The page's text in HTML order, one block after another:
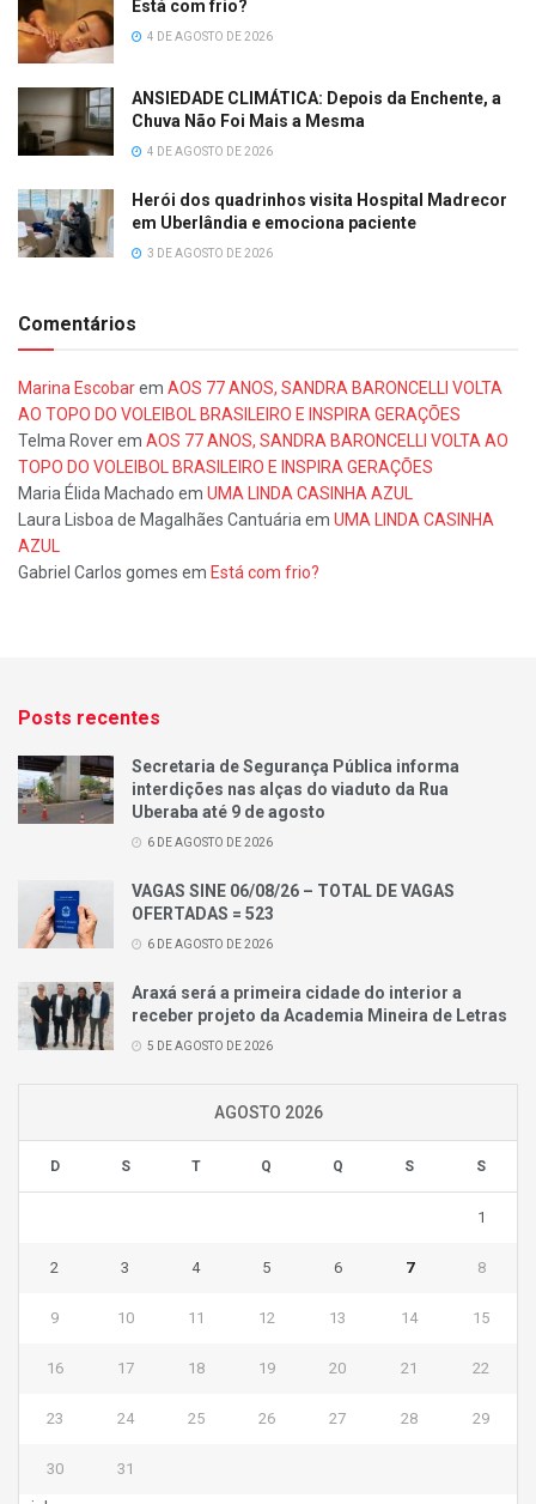
Está com frio?
4 DE AGOSTO DE 2026
ANSIEDADE CLIMÁTICA: Depois da Enchente, a
Chuva Não Foi Mais a Mesma
4 DE AGOSTO DE 2026
Herói dos quadrinhos visita Hospital Madrecor
em Uberlândia e emociona paciente
3 DE AGOSTO DE 2026
Comentários
Marina Escobarem AOS 77 ANOS, SANDRA BARONCELLI VOLTA
AO TOPO DO VOLEIBOL BRASILEIRO E INSPIRA GERAÇÕES
Telma Roverem AOS 77 ANOS, SANDRA BARONCELLI VOLTA AO
TOPO DO VOLEIBOL BRASILEIRO E INSPIRA GERAÇÕES
Maria Élida Machado em UMA LINDA CASINHA AZUL
Laura Lisboa de Magalhães Cantuária em UMA LINDA CASINHA
AZUL
Gabriel Carlos gomes em Está com frio?
Posts recentes
Secretaria de Segurança Pública informa
interdições nas alças do viaduto da Rua
Uberaba até 9 de agosto
6 DE AGOSTO DE 2026
VAGAS SINE 06/08/26 – TOTAL DE VAGAS
OFERTADAS = 523
6 DE AGOSTO DE 2026
Araxá será a primeira cidade do interior a
receber projeto da Academia Mineira de Letras
5 DE AGOSTO DE 2026
AGOSTO 2026
D S T Q Q S S
1
2 3 4 5 6 7 8
9 10 11 12 13 14 15
16 17 18 19 20 21 22
23 24 25 26 27 28 29
30 31